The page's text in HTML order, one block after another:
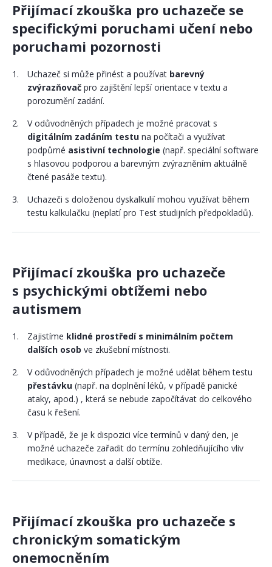
Přijímací zkouška pro uchazeče se
specifickými poruchami učení nebo
poruchami pozornosti
Uchazeč si může přinést a používat barevný
zvýrazňovač pro zajištění lepší orientace v textu a
porozumění zadání.
V odůvodněných případech je možné pracovat s
digitálním zadáním testu na počítači a využívat
podpůrné asistivní technologie (např. speciální software
s hlasovou podporou a barevným zvýrazněním aktuálně
čtené pasáže textu).
Uchazeči s doloženou dyskalkulií mohou využívat během
testu kalkulačku (neplatí pro Test studijních předpokladů).
Přijímací zkouška pro uchazeče
s psychickými obtížemi nebo
autismem
Zajistíme klidné prostředí s minimálním počtem
dalších osob ve zkušební místnosti.
V odůvodněných případech je možné udělat během testu
přestávku (např. na doplnění léků, v případě panické
ataky, apod.) , která se nebude započítávat do celkového
času k řešení.
V případě, že je k dispozici více termínů v daný den, je
možné uchazeče zařadit do termínu zohledňujícího vliv
medikace, únavnost a další obtíže.
Přijímací zkouška pro uchazeče s
chronickým somatickým
onemocněním